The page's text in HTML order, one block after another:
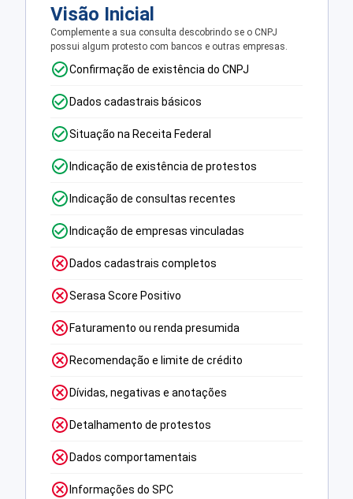
Visão Inicial
Complemente a sua consulta descobrindo se o CNPJ
possui algum protesto com bancos e outras empresas.
Confirmação de existência do CNPJ
Dados cadastrais básicos
Situação na Receita Federal
Indicação de existência de protestos
Indicação de consultas recentes
Indicação de empresas vinculadas
Dados cadastrais completos
Serasa Score Positivo
Faturamento ou renda presumida
Recomendação e limite de crédito
Dívidas, negativas e anotações
Detalhamento de protestos
Dados comportamentais
Informações do SPC